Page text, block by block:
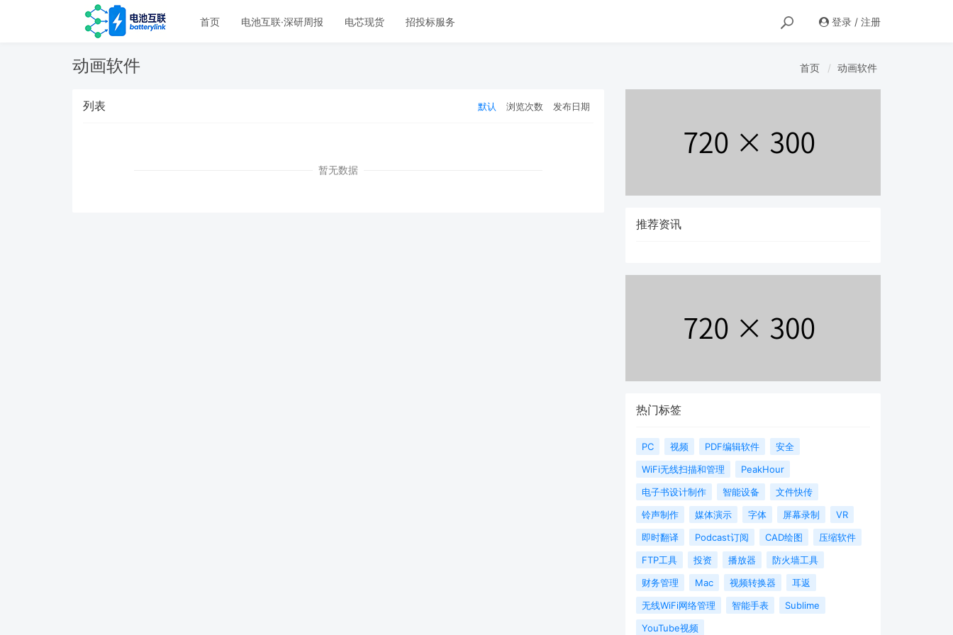
登录 / 注册
首页 电池互联·深研周报 电芯现货 招投标服务
动画软件 首页 动画软件
列表 默认 浏览次数 发布日期
暂无数据
推荐资讯
热门标签
PC 视频 PDF编辑软件
安全
WiFi无线扫描和管理
PeakHour
电子书设计制作
智能设备
文件快传
铃声制作
媒体演示 字体 屏幕录制
VR
即时翻译
Podcast订阅 CAD绘图
压缩软件
FTP工具
投资 播放器
防火墙工具
财务管理
Mac 视频转换器
耳返
无线WiFi网络管理
智能手表
Sublime
YouTube视频